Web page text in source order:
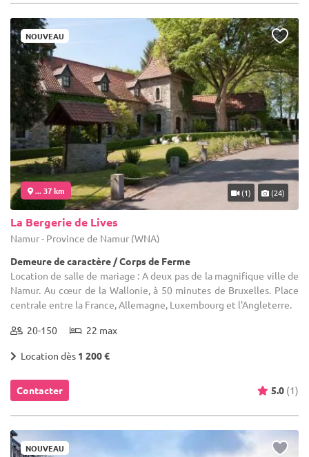
NOUVEAU
... 37 km (1) (24)
La Bergerie de Lives
Namur - Province de Namur (WNA)
Demeure de caractère / Corps de Ferme
Location de salle de mariage : A deux pas de la magnifique ville de
Namur. Au cœur de la Wallonie, à 50 minutes de Bruxelles. Place
centrale entre la France, Allemagne, Luxembourg et l'Angleterre.
20-150 22 max
Location dès 1 200 €
Contacter 5.0 (1)
NOUVEAU